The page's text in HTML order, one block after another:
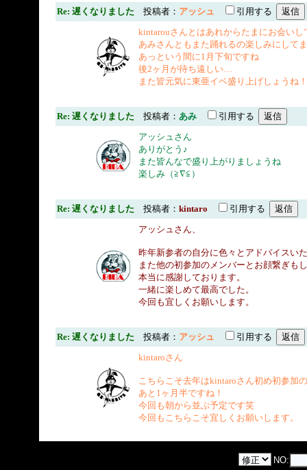
Re: 遅くなりました 投稿者： アッシュ
引用する
kintarouさんとはあれからたまにお会い
あみさんともまた踊れるの楽しみにして
あっという間に1月下旬ですね
後2ヶ月が待ち遠しい…
また皆元気に東亜イベ盛り上げしょうね！
Re: 遅くなりました 投稿者： あみ
引用する
アッシュさん
ありがとう♪
また皆んなで盛り上がりましょうね
楽しみ（≧∇≦）
Re: 遅くなりました 投稿者： kintaro
引用する
アッシュさん、
昨年新参者の自分に色々とアドバイスい
また他の初参加のメンバーとお顔繋ぎも
本当に感謝しております。
一緒に楽しめて最高でした。
今回も宜しくお願いします。
Re: 遅くなりました 投稿者： アッシュ
引用する
kintaroさん
こちらこそ去年はkintaroさん初め初参加
あと1ヶ月半ですね！
今回も朝から並ぶ予定です笑
今回もこちらこそ宜しくお願いします。
NO: